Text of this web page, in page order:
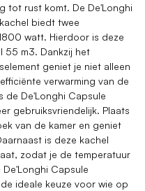
tot rust komt. De De'Longhi
biedt twee
watt. Hierdoor is deze
55 m3. Dankzij het
geniet je niet alleen
verwarming van de
de De'Longhi Capsule
gebruiksvriendelijk. Plaats
van de kamer en geniet
is deze kachel
zodat je de temperatuur
Capsule
ideale keuze voor wie op